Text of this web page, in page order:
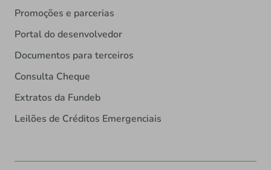
Promoções e parcerias
Portal do desenvolvedor
Documentos para terceiros
Consulta Cheque
Extratos da Fundeb
Leilões de Créditos Emergenciais